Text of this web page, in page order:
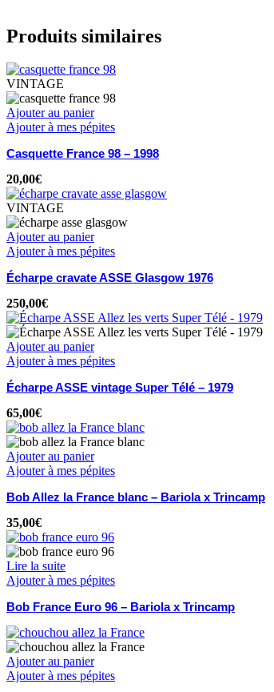
Produits similaires
VINTAGE
Ajouter au panier
Ajouter à mes pépites
Casquette France 98 – 1998
20,00€
VINTAGE
Ajouter au panier
Ajouter à mes pépites
Écharpe cravate ASSE Glasgow 1976
250,00€
Ajouter au panier
Ajouter à mes pépites
Écharpe ASSE vintage Super Télé – 1979
65,00€
Ajouter au panier
Ajouter à mes pépites
Bob Allez la France blanc – Bariola x Trincamp
35,00€
Lire la suite
Ajouter à mes pépites
Bob France Euro 96 – Bariola x Trincamp
Ajouter au panier
Ajouter à mes pépites